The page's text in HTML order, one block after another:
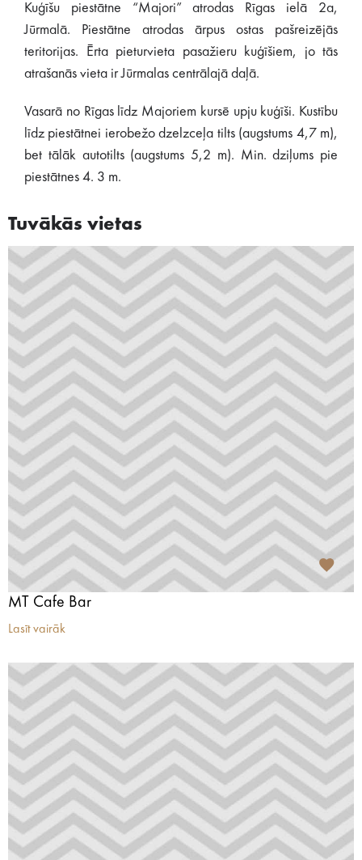
Kuģīšu piestātne “Majori” atrodas Rīgas ielā 2a,
Jūrmalā. Piestātne atrodas ārpus ostas pašreizējās
teritorijas. Ērta pieturvieta pasažieru kuģīšiem, jo tās
atrašanās vieta ir Jūrmalas centrālajā daļā.
Vasarā no Rīgas līdz Majoriem kursē upju kuģīši. Kustību
līdz piestātnei ierobežo dzelzceļa tilts (augstums 4,7 m),
bet tālāk autotilts (augstums 5,2 m). Min. dziļums pie
piestātnes 4. 3 m.
Tuvākās vietas
MT Cafe Bar
Lasīt vairāk